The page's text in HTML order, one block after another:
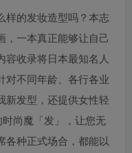
样的发妆造型吗？本志
，一本真正能够让自己
收录将日本最知名人
对不同年龄、各行各业
新发型，还提供女性轻
尚魔「发」，让您无
各种正式场合，都能以